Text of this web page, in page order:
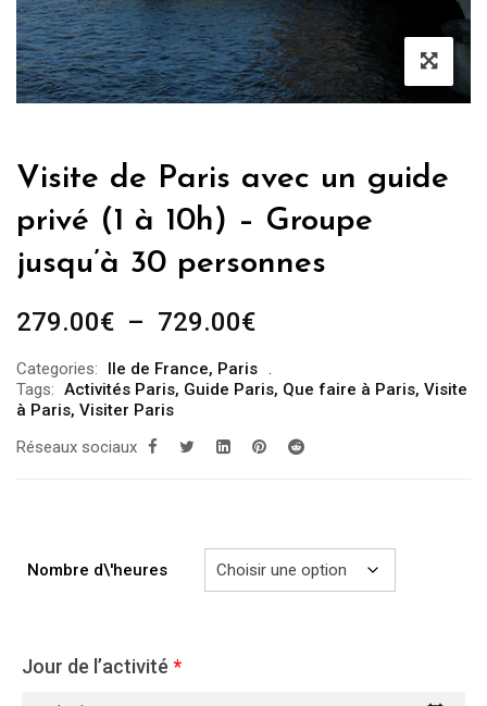
Visite de Paris avec un guide
privé (1 à 10h) – Groupe
jusqu’à 30 personnes
279.00€ – 729.00€Plage
prix :
à
Categories: Ile de France, Paris
Tags: Activités Paris, Guide Paris, Que faire à Paris, Visite
à Paris, Visiter Paris
Réseaux sociaux
Nombre d\'heures
Jour de l’activité *